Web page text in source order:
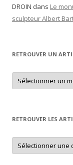
DROIN dans Le
sculpteur Albert
RETROUVER UN
Retrouver
un
article
RETROUVER LES
Retrouver
les
articles